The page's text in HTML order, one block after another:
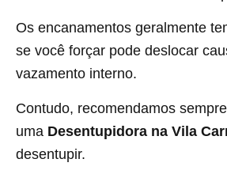
Os encanamentos geralmente
se você forçar pode deslocar
vazamento interno.
Contudo, recomendamos
uma Desentupidora na Vila
desentupir.